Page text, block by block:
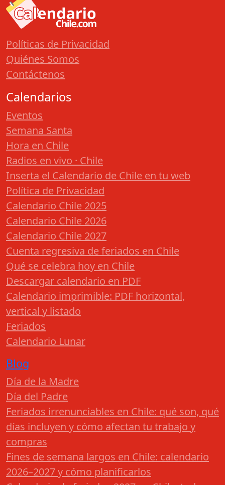
Políticas de Privacidad
Quiénes Somos
Contáctenos
Calendarios
Eventos
Semana Santa
Hora en Chile
Radios en vivo · Chile
Inserta el Calendario de Chile en tu web
Política de Privacidad
Calendario Chile 2025
Calendario Chile 2026
Calendario Chile 2027
Cuenta regresiva de feriados en Chile
Qué se celebra hoy en Chile
Descargar calendario en PDF
Calendario imprimible: PDF horizontal,
vertical y listado
Feriados
Calendario Lunar
Blog
Día de la Madre
Día del Padre
Feriados irrenunciables en Chile: qué son, qué
días incluyen y cómo afectan tu trabajo y
compras
Fines de semana largos en Chile: calendario
2026–2027 y cómo planificarlos